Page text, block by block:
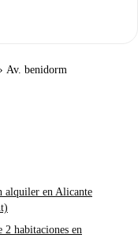
› Av. benidorm
alquiler en Alicante
2 habitaciones en